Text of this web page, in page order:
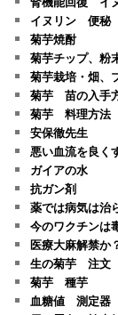
イヌリン 便秘
菊芋焼酎
菊芋チップ、粉
菊芋栽培・畑、
菊芋 苗の入手
菊芋 料理方法
安保徹先生
悪い血流を良く
ガイアの水
抗ガン剤
薬では病気は治
今のワクチンは
医療大麻解禁か
生の菊芋 注文
菊芋 種芋
血糖値 測定器